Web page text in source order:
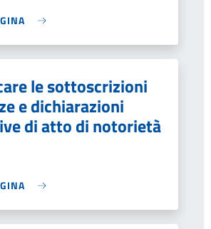
le sottoscrizioni
e dichiarazioni
di atto di notorietà